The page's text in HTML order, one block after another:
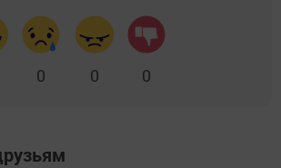
0 0 0